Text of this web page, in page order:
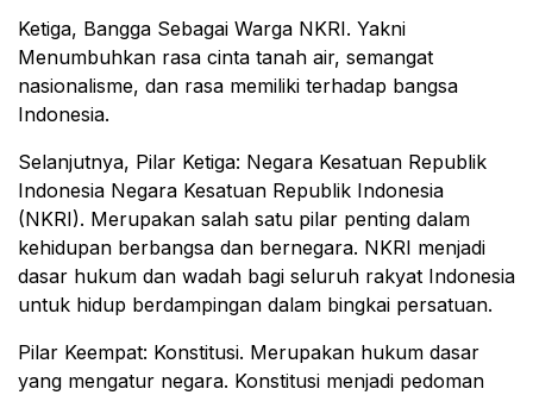
Ketiga, Bangga Sebagai Warga NKRI. Yakni
Menumbuhkan rasa cinta tanah air, semangat
nasionalisme, dan rasa memiliki terhadap bangsa
Indonesia.
Selanjutnya, Pilar Ketiga: Negara Kesatuan Republik
Indonesia Negara Kesatuan Republik Indonesia
(NKRI). Merupakan salah satu pilar penting dalam
kehidupan berbangsa dan bernegara. NKRI menjadi
dasar hukum dan wadah bagi seluruh rakyat Indonesia
untuk hidup berdampingan dalam bingkai persatuan.
Pilar Keempat: Konstitusi. Merupakan hukum dasar
yang mengatur negara. Konstitusi menjadi pedoman